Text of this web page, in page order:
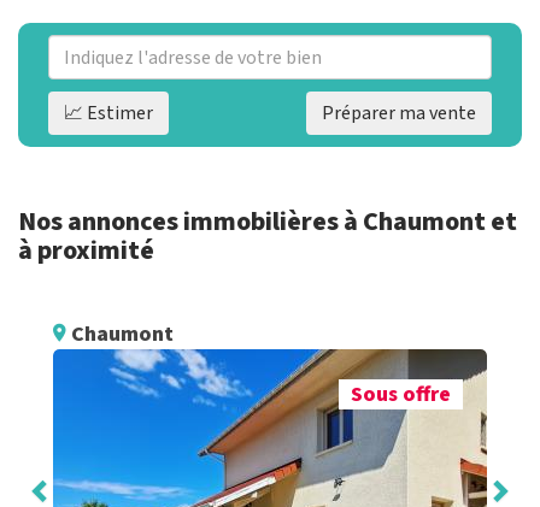
📈 Estimer Préparer ma vente
Nos annonces immobilières à Chaumont et
à proximité
Chaumont
Sous offre